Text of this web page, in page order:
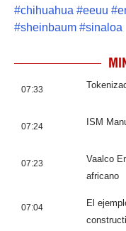
#chihuahua #eeuu #
#sheinbaum #sinaloa
07:33
07:24 ISM
07:23
Vaalco
africano
07:04
El